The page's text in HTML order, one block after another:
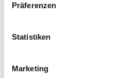
Präferenzen
Statistiken
Marketing
Katholische Kirchengemeinde
Tempelhof-Buckow